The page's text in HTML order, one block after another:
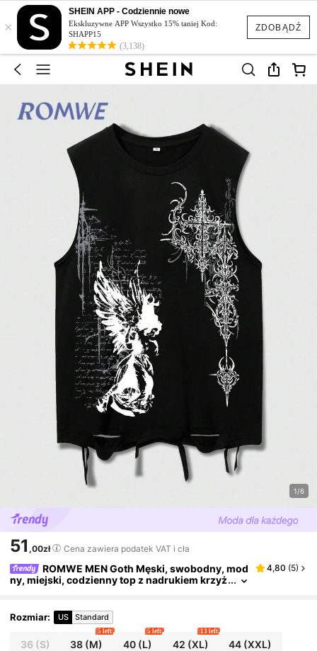
ZDOBĄDŹ
×
SHEIN APP - Codziennie nowe
Ekskluzywne APP Wszystko 15% taniej Kod:
SHAPP15
(3,138)
1/6
51 ,00zł Cena zawiera podatek VAT i cła
ROMWE MEN Goth Męski, swobodny, mod
ny, miejski, codzienny top z nadrukiem krzyż
4,80 (5)
Rozmiar: US Standard
36 (S) 38 (M)
5 left
40(L)
5 left
42 (XL)
13 left
44 (XXL)